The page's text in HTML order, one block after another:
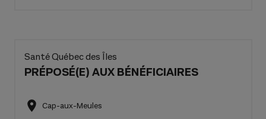
Santé Québec des Îles
PRÉPOSÉ(E) AUX BÉNÉFICIAIRES
Cap-aux-Meules